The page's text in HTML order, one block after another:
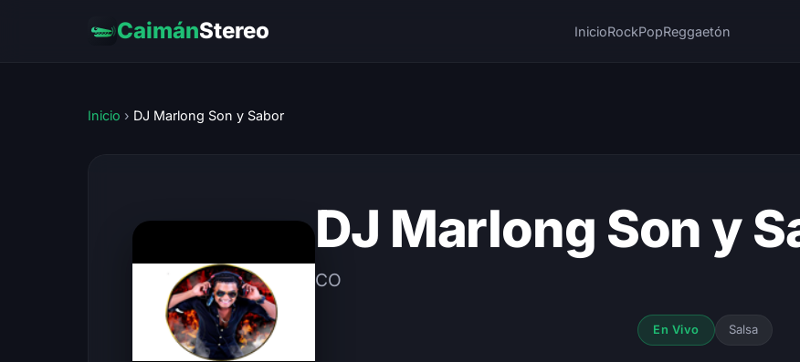
CaimánStereo InicioRockPopReggaetón
Inicio › DJ Marlong Son y Sabor
DJ Marlong Son y
CO
En Vivo Salsa